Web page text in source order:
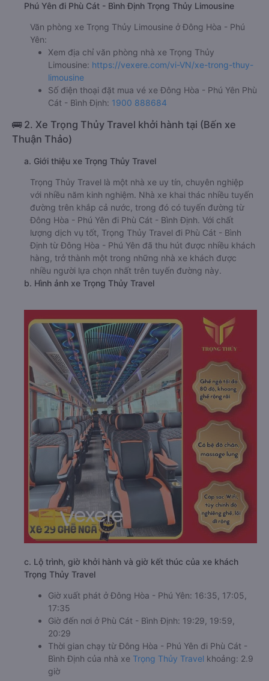
Phú Yên đi Phù Cát - Bình Định Trọng Thủy Limousine
Văn phòng xe Trọng Thủy Limousine ở Đông Hòa - Phú
Yên:
Xem địa chỉ văn phòng nhà xe Trọng Thủy
Limousine: https://vexere.com/vi-VN/xe-trong-thuy-
limousine
Số điện thoại đặt mua vé xe Đông Hòa - Phú Yên Phù
Cát - Bình Định: 1900 888684
🚌 2. Xe Trọng Thủy Travel khởi hành tại (Bến xe
Thuận Thảo)
a. Giới thiệu xe Trọng Thủy Travel
Trọng Thủy Travel là một nhà xe uy tín, chuyên nghiệp
với nhiều năm kinh nghiệm. Nhà xe khai thác nhiều tuyến
đường trên khắp cả nước, trong đó có tuyến đường từ
Đông Hòa - Phú Yên đi Phù Cát - Bình Định. Với chất
lượng dịch vụ tốt, Trọng Thủy Travel đi Phù Cát - Bình
Định từ Đông Hòa - Phú Yên đã thu hút được nhiều khách
hàng, trở thành một trong những nhà xe khách được
nhiều người lựa chọn nhất trên tuyến đường này.
b. Hình ảnh xe Trọng Thủy Travel
c. Lộ trình, giờ khởi hành và giờ kết thúc của xe khách
Trọng Thủy Travel
Giờ xuất phát ở Đông Hòa - Phú Yên: 16:35, 17:05,
17:35
Giờ đến nơi ở Phù Cát - Bình Định: 19:29, 19:59,
20:29
Thời gian chạy từ Đông Hòa - Phú Yên đi Phù Cát -
Bình Định của nhà xe Trọng Thủy Travel khoảng: 2.9
giờ